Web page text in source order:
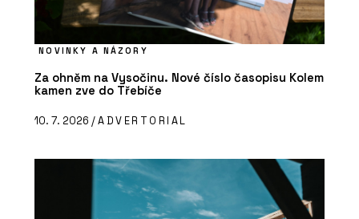
NOVINKY A NÁZORY
Za ohněm na Vysočinu. Nové číslo časopisu Kolem
kamen zve do Třebíče
10. 7. 2026 /ADVERTORIAL